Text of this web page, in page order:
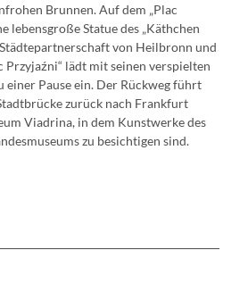
Brunnen. Auf dem „Plac
lebensgroße Statue des „Käthchen
von Heilbronn und
Przyjaźni“ lädt mit seinen verspielten
einer Pause ein. Der Rückweg führt
zurück nach Frankfurt
Viadrina, in dem Kunstwerke des
zu besichtigen sind.